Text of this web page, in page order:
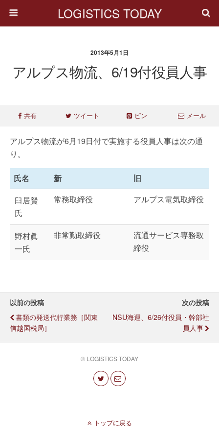
LOGISTICS TODAY
2013年5月1日
アルプス物流、6/19付役員人事
共有 ツイート ピン メール
アルプス物流が6月19日付で実施する役員人事は次の通
り。
氏名 新
旧
臼居賢
氏
常務取締役 アルプス電気取締役
野村眞
一氏
非常勤取締役
流通サービス専務取
締役
以前の投稿
書類の発送代行業務［関東
信越国税局］
次の投稿
NSU海運、6/26付役員・幹部社
員人事
© LOGISTICS TODAY
トップに戻る